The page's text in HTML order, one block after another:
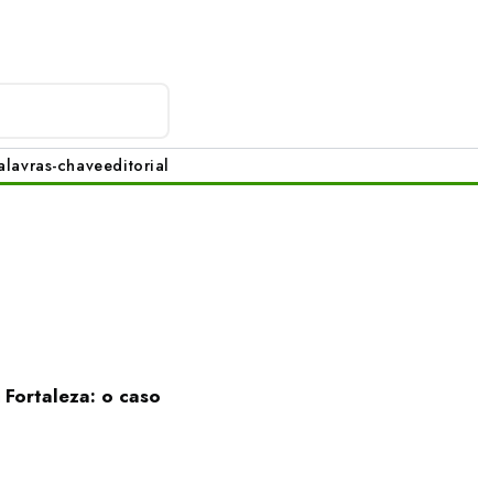
chaveeditorial
o caso